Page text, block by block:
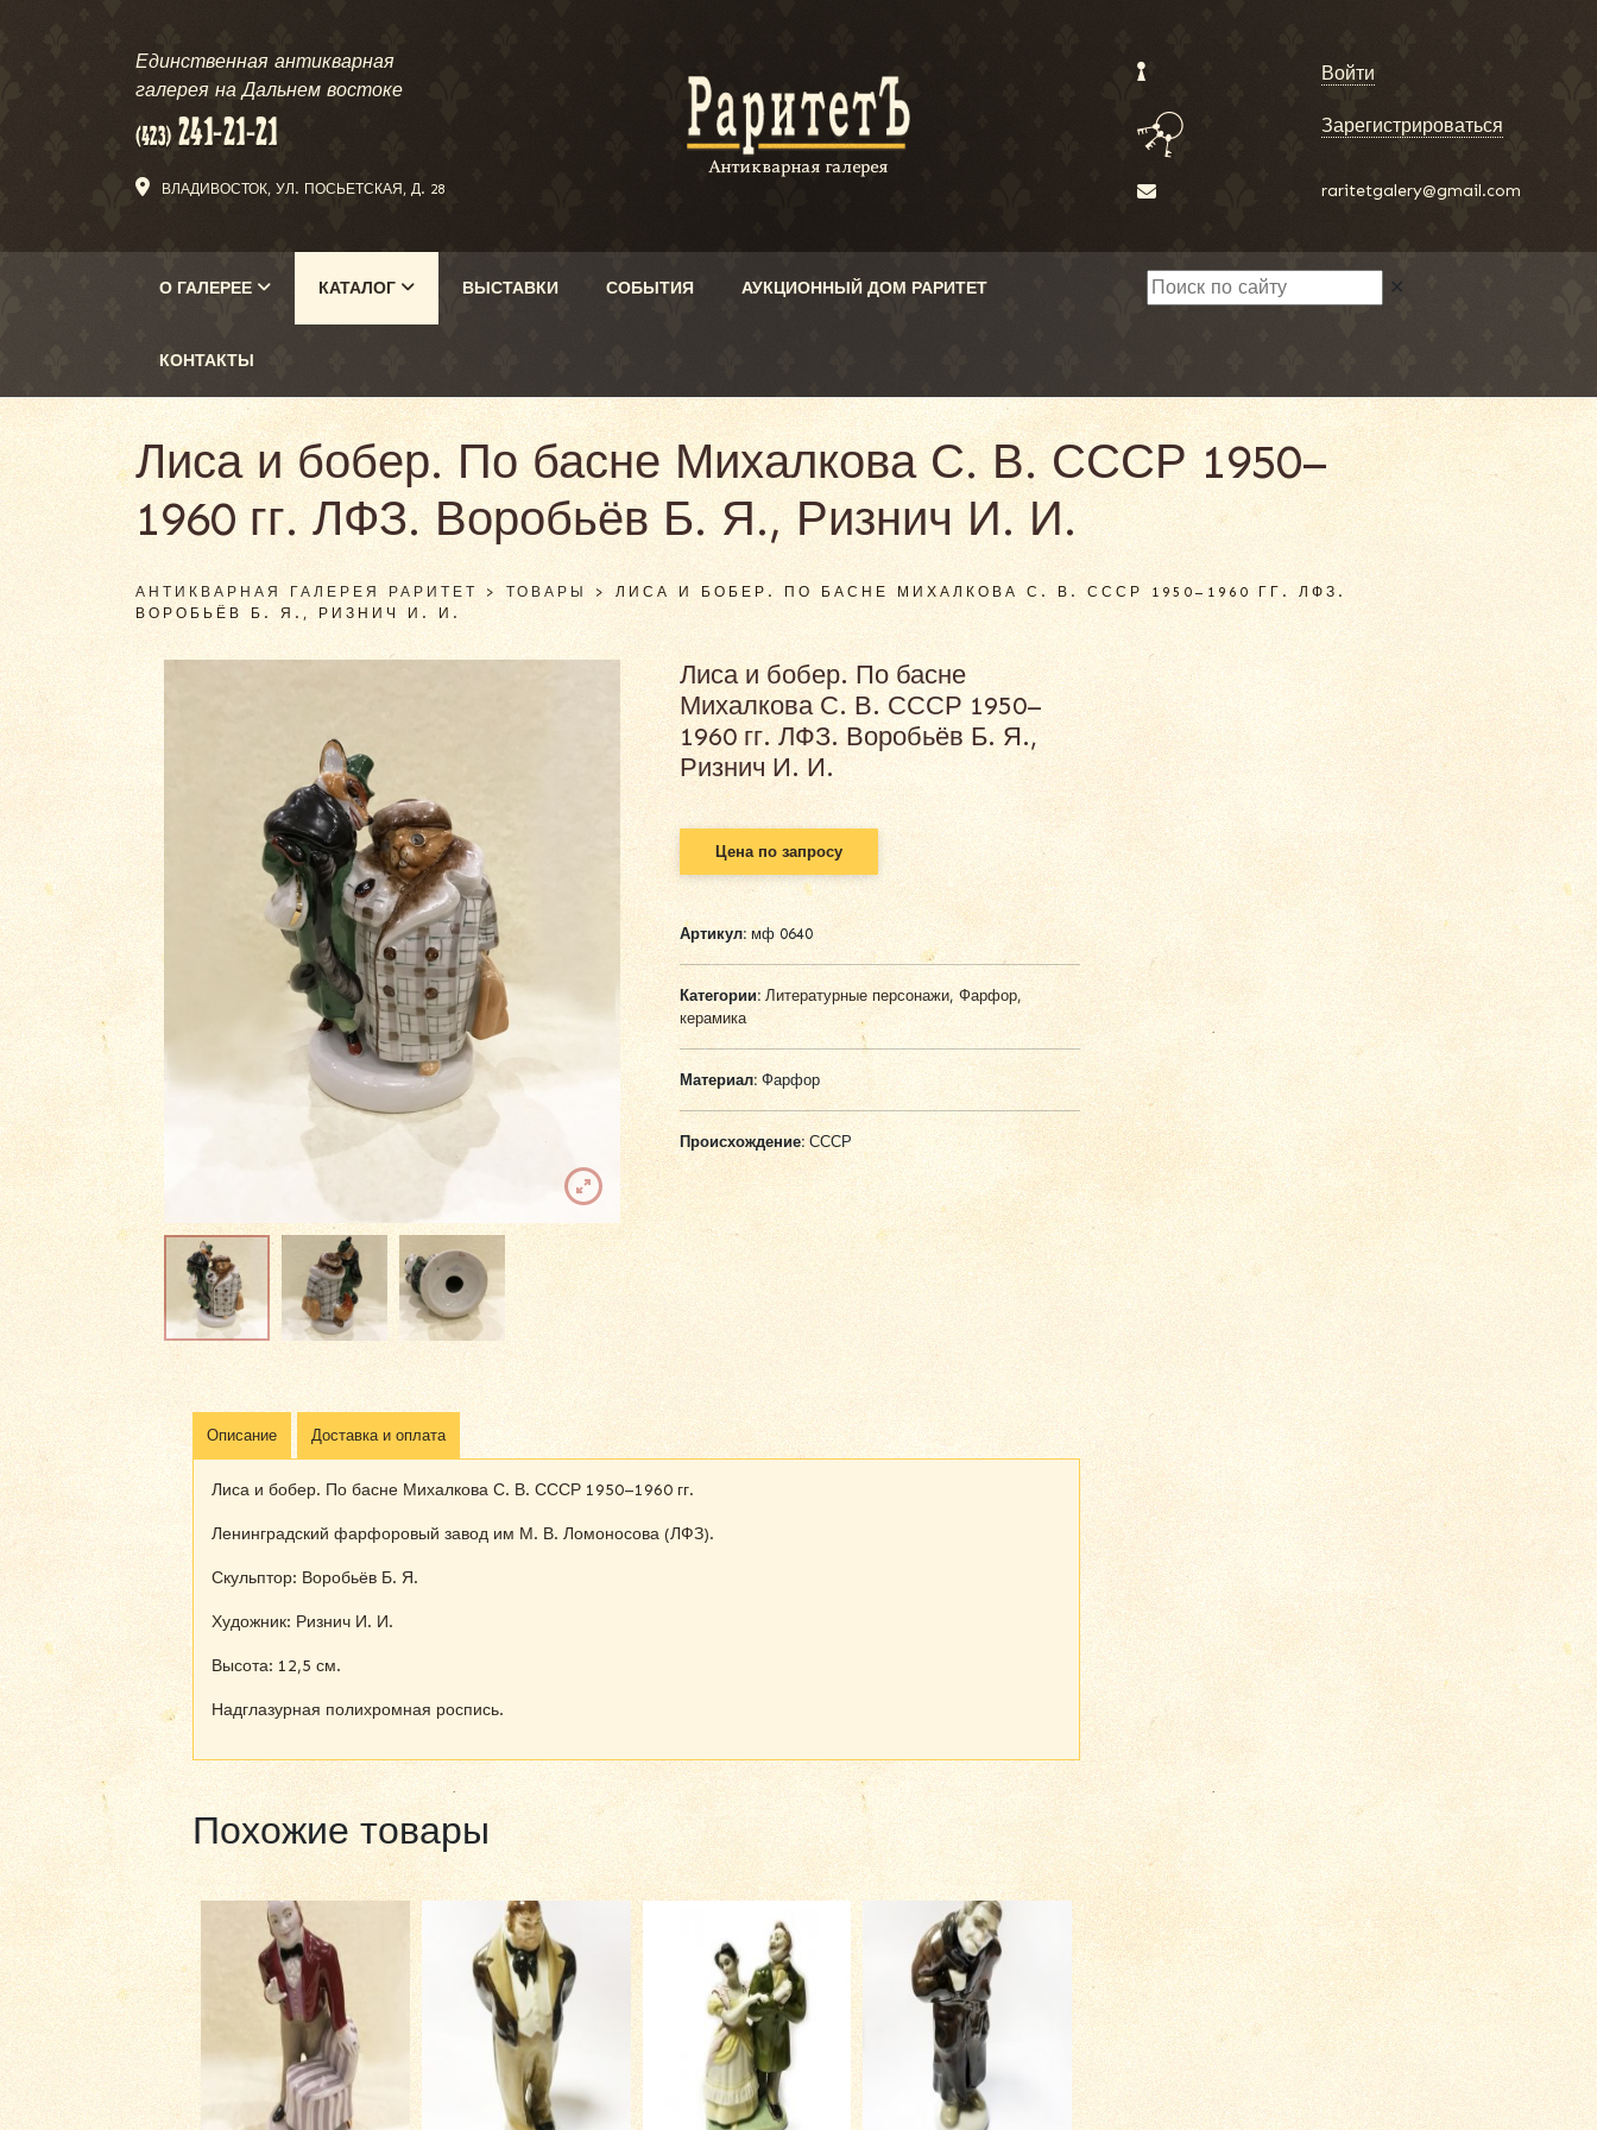
Единственная антикварная
галерея на Дальнем востоке
ВЛАДИВОСТОК, УЛ. ПОСЬЕТСКАЯ, Д. 28
Войти
Зарегистрироваться
raritetgalery@gmail.com
О ГАЛЕРЕЕ КАТАЛОГ ВЫСТАВКИ СОБЫТИЯ АУКЦИОННЫЙ ДОМ РАРИТЕТ
КОНТАКТЫ
✕
Лиса и бобер. По басне Михалкова С. В. СССР 1950–
1960 гг. ЛФЗ. Воробьёв Б. Я., Ризнич И. И.
АНТИКВАРНАЯ ГАЛЕРЕЯ РАРИТЕТ>ТОВАРЫ >ЛИСА И БОБЕР. ПО БАСНЕ МИХАЛКОВА С. В. СССР 1950–1960 ГГ. ЛФЗ.
ВОРОБЬЁВ Б. Я., РИЗНИЧ И. И.
Лиса и бобер. По басне
Михалкова С. В. СССР 1950–
1960 гг. ЛФЗ. Воробьёв Б. Я.,
Ризнич И. И.
Цена по запросу
Артикул:мф 0640
Категории: Литературные персонажи,Фарфор,
керамика
Материал:Фарфор
Происхождение:СССР
Описание Доставка и оплата
Лиса и бобер. По басне Михалкова С. В. СССР 1950–1960 гг.
Ленинградский фарфоровый завод им М. В. Ломоносова (ЛФЗ).
Скульптор: Воробьёв Б. Я.
Художник: Ризнич И. И.
Высота: 12,5 см.
Надглазурная полихромная роспись.
Похожие товары